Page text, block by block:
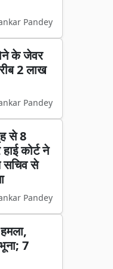
Pandey
के जेवर
2 लाख
Pandey
से 8
कोर्ट ने
सचिव से
Pandey
7